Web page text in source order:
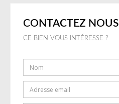
CONTACTEZ NOUS
CE BIEN VOUS INTÉRESSE ?